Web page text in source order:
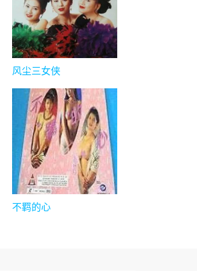
风尘三女侠
不羁的心